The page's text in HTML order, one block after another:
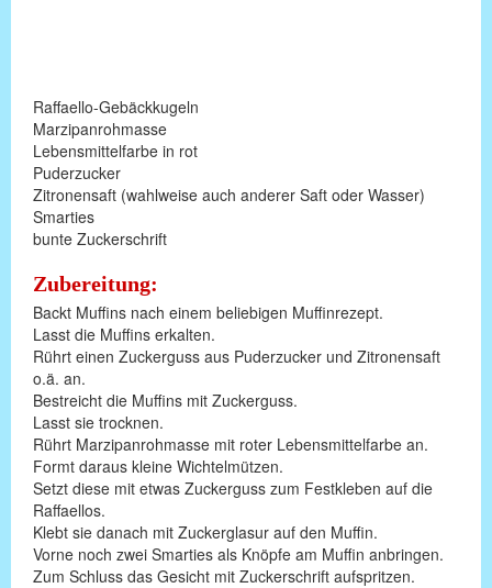
Raffaello-Gebäckkugeln
Marzipanrohmasse
Lebensmittelfarbe in rot
Puderzucker
Zitronensaft (wahlweise auch anderer Saft oder Wasser)
Smarties
bunte Zuckerschrift
Zubereitung:
Backt Muffins nach einem beliebigen Muffinrezept.
Lasst die Muffins erkalten.
Rührt einen Zuckerguss aus Puderzucker und Zitronensaft
o.ä. an.
Bestreicht die Muffins mit Zuckerguss.
Lasst sie trocknen.
Rührt Marzipanrohmasse mit roter Lebensmittelfarbe an.
Formt daraus kleine Wichtelmützen.
Setzt diese mit etwas Zuckerguss zum Festkleben auf die
Raffaellos.
Klebt sie danach mit Zuckerglasur auf den Muffin.
Vorne noch zwei Smarties als Knöpfe am Muffin anbringen.
Zum Schluss das Gesicht mit Zuckerschrift aufspritzen.